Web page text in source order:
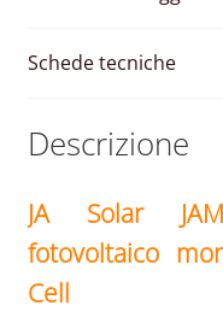
Schede tecniche
Descrizione
JA Solar
fotovoltaico
Cell